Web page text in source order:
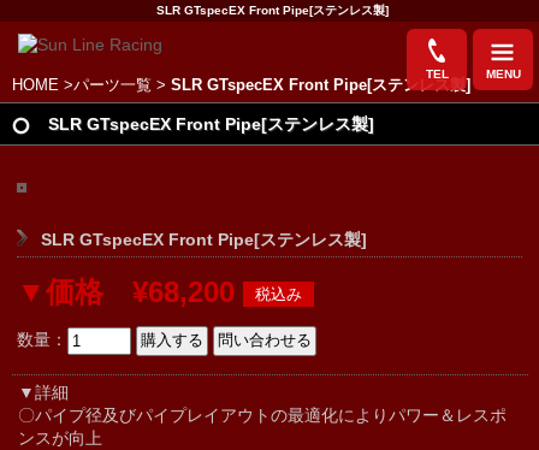
SLR GTspecEX Front Pipe[ステンレス製]
TEL MENU
HOME >パーツ一覧 > SLR GTspecEX Front Pipe[ステンレス製]
SLR GTspecEX Front Pipe[ステンレス製]
SLR GTspecEX Front Pipe[ステンレス製]
▼価格 ¥68,200
数量：
▼詳細
〇パイプ径及びパイプレイアウトの最適化によりパワー＆レスポ
ンスが向上